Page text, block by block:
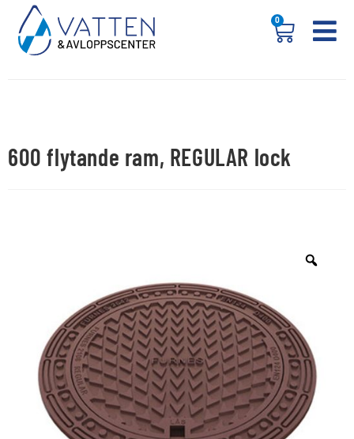
0
600 flytande ram, REGULAR lock